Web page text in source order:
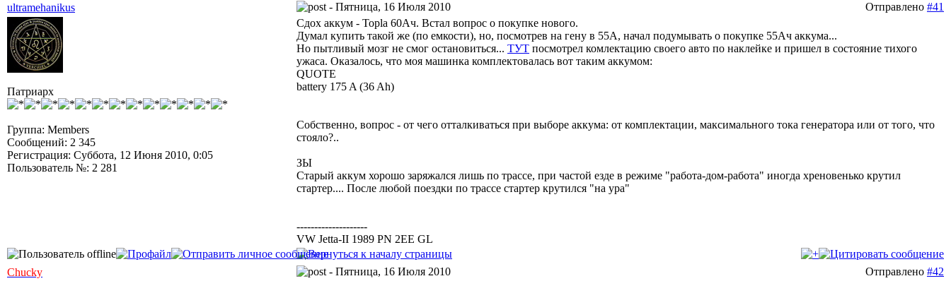
ultramehanikus
- Пятница, 16 Июля 2010 Отправлено #41
Патриарх
Группа: Members
Сообщений: 2 345
Регистрация: Суббота, 12 Июня 2010, 0:05
Пользователь №: 2 281
Сдох аккум - Topla 60Ач. Встал вопрос о покупке нового.
Думал купить такой же (по емкости), но, посмотрев на гену в 55А, начал подумывать о покупке 55Ач аккума...
Но пытливый мозг не смог остановиться... ТУТ посмотрел комлектацию своего авто по наклейке и пришел в состояние тихого
ужаса. Оказалось, что моя машинка комплектовалась вот таким аккумом:
QUOTE
battery 175 A (36 Ah)
Собственно, вопрос - от чего отталкиваться при выборе аккума: от комплектации, максимального тока генератора или от того, что
стояло?..
ЗЫ
Старый аккум хорошо заряжался лишь по трассе, при частой езде в режиме "работа-дом-работа" иногда хреновенько крутил
стартер.... После любой поездки по трассе стартер крутился "на ура"
--------------------
VW Jetta-II 1989 PN 2EE GL
Chucky - Пятница, 16 Июля 2010 Отправлено #42